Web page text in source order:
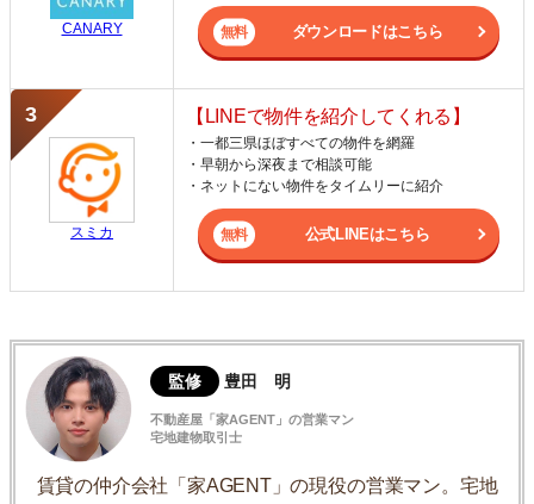
CANARY ダウンロードはこちら
スミカ
【LINEで物件を紹介してくれる】
・一都三県ほぼすべての物件を網羅
・早朝から深夜まで相談可能
・ネットにない物件をタイムリーに紹介
公式LINEはこちら
監修 豊田 明
不動産屋「家AGENT」の営業マン
宅地建物取引士
賃貸の仲介会社「家AGENT」の現役の営業マン。宅地